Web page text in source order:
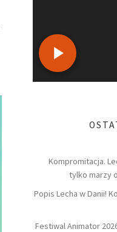
Kompromitacja.
tylko marzy
Popis Lecha w Danii!
Festiwal Animator